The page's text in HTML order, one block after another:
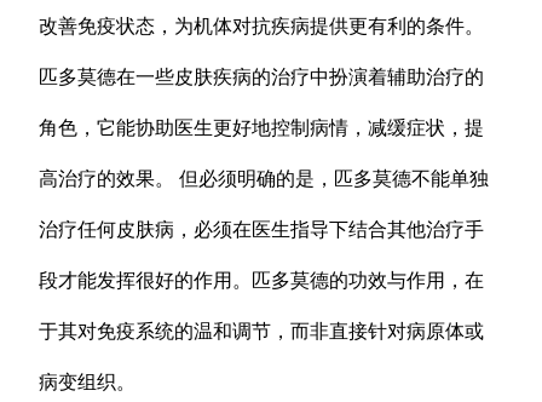
改善免疫状态，为机体对抗疾病提供更有利的条件。
匹多莫德在一些皮肤疾病的治疗中扮演着辅助治疗的
角色，它能协助医生更好地控制病情，减缓症状，提
高治疗的效果。 但必须明确的是，匹多莫德不能单独
治疗任何皮肤病，必须在医生指导下结合其他治疗手
段才能发挥很好的作用。匹多莫德的功效与作用，在
于其对免疫系统的温和调节，而非直接针对病原体或
病变组织。